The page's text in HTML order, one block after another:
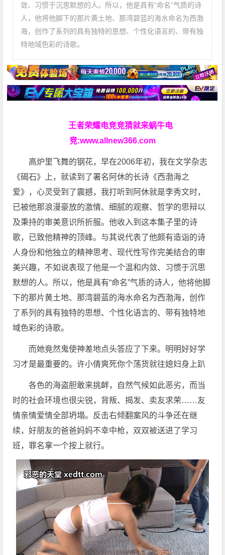
敛、习惯于沉思默想的人。所以，他是具有“命名”气质的诗
人，他将他脚下的那片黄土地、那湾碧蓝的海水命名为西渤
海，创作了系列的具有独特的思想、个性化语言的、带有独
特地域色彩的诗歌。
王者荣耀电竞竞猜就来蜗牛电
竞:www.allnew366.com
高炉里飞舞的钢花，早在2006年初，我在文学杂志
《碣石》上，就读到了署名阿休的长诗《西渤海之
爱》，心灵受到了震撼，我打听到阿休就是李秀文时，
已被他那浪漫豪放的激情、细腻的观察、哲学的思辩以
及秉持的审美意识所折服。他收入到这本集子里的诗
歌，已致他精神的顶峰。与其说代表了他颇有造诣的诗
人身份和他独立的精神思考、现代性写作完美结合的审
美兴趣，不如说表现了他是一个温和内敛、习惯于沉思
默想的人。所以，他是具有“命名”气质的诗人，他将他脚
下的那片黄土地、那湾碧蓝的海水命名为西渤海，创作
了系列的具有独特的思想、个性化语言的、带有独特地
域色彩的诗歌。
而她竟然鬼使神差地点头答应了下来。明明好好学
习才是最重要的。许小倩爽死你个荡货就往媳妇身上趴
各色的海盗胆敢来挑衅，自然气候如此恶劣，而当
时的社会环境也很尖锐，背叛、揭发、卖友求荣……友
情亲情爱情全部坍塌。反击右倾翻案风的斗争还在继
续，好朋友的爸爸妈妈不幸中枪，双双被送进了学习
班，罪名拿一个按上就行。